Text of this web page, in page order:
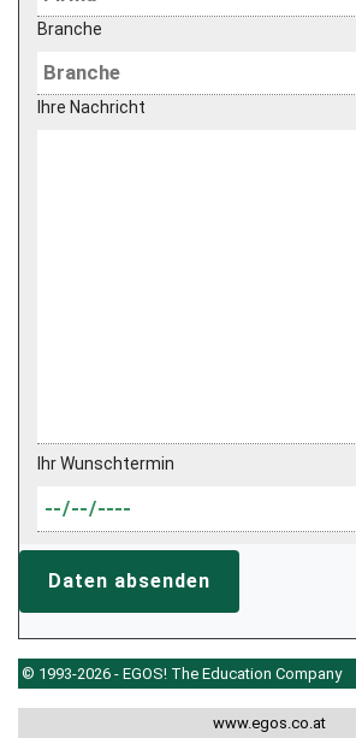
Branche
Ihre Nachricht
Ihr Wunschtermin
Daten absenden
© 1993-2026 - EGOS! The Education Company
www.egos.co.at